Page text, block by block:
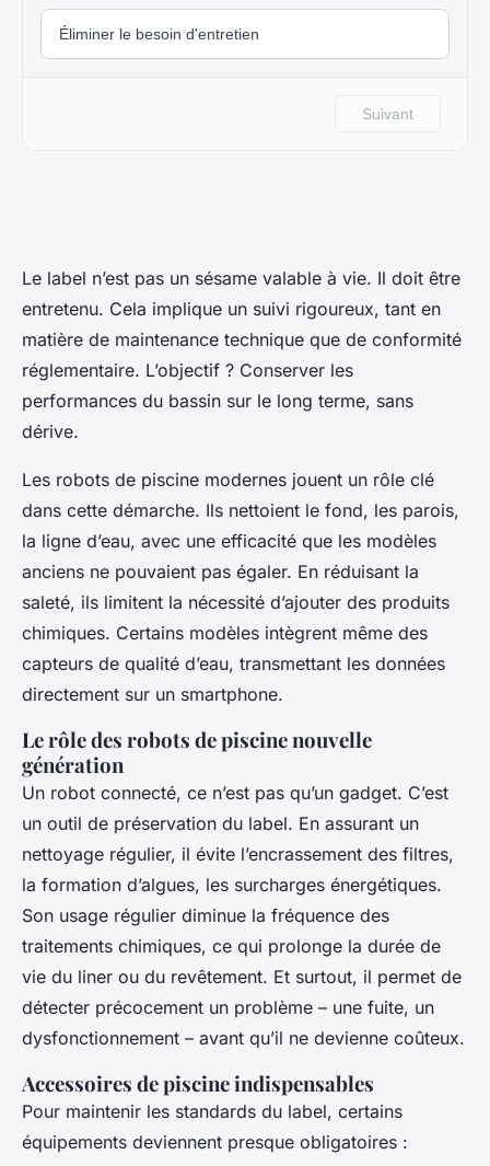
Le label n’est pas un sésame valable à vie. Il doit être
entretenu. Cela implique un suivi rigoureux, tant en
matière de maintenance technique que de conformité
réglementaire. L’objectif ? Conserver les
performances du bassin sur le long terme, sans
dérive.
Les robots de piscine modernes jouent un rôle clé
dans cette démarche. Ils nettoient le fond, les parois,
la ligne d’eau, avec une efficacité que les modèles
anciens ne pouvaient pas égaler. En réduisant la
saleté, ils limitent la nécessité d’ajouter des produits
chimiques. Certains modèles intègrent même des
capteurs de qualité d’eau, transmettant les données
directement sur un smartphone.
Le rôle des robots de piscine nouvelle
génération
Un robot connecté, ce n’est pas qu’un gadget. C’est
un outil de préservation du label. En assurant un
nettoyage régulier, il évite l’encrassement des filtres,
la formation d’algues, les surcharges énergétiques.
Son usage régulier diminue la fréquence des
traitements chimiques, ce qui prolonge la durée de
vie du liner ou du revêtement. Et surtout, il permet de
détecter précocement un problème – une fuite, un
dysfonctionnement – avant qu’il ne devienne coûteux.
Accessoires de piscine indispensables
Pour maintenir les standards du label, certains
équipements deviennent presque obligatoires :